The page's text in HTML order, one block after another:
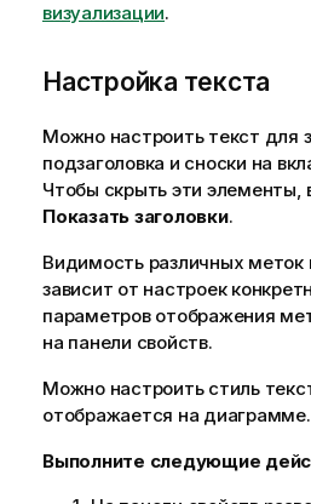
визуализации.
Настройка текста
Можно настроить текст для
подзаголовка и сноски на
Чтобы скрыть эти
Показать заголовки.
Видимость различных
зависит от настроек
параметров отображения
на панели свойств.
Можно настроить стиль
отображается на диаграмме.
Выполните следующие